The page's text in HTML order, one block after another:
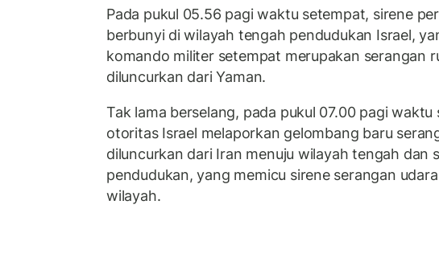
Pada pukul 05.56 pagi waktu setempat, sirene
berbunyi di wilayah tengah pendudukan Israel,
komando militer setempat merupakan serangan
diluncurkan dari Yaman.
Tak lama berselang, pada pukul 07.00 pagi waktu
otoritas Israel melaporkan gelombang baru
diluncurkan dari Iran menuju wilayah tengah dan
pendudukan, yang memicu sirene serangan
wilayah.